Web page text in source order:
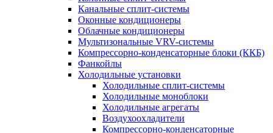
Канальные сплит-системы
Оконные кондиционеры
Облачные кондиционеры
Мультизональные VRV-системы
Компрессорно-конденсаторные блоки (ККБ)
Фанкойлы
Холодильные установки
Холодильные сплит-системы
Холодильные моноблоки
Холодильные агрегаты
Воздухоохладители
Компрессорно-конденсаторные